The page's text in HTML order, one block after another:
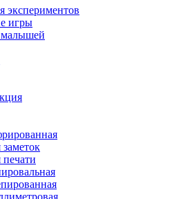
экспериментов
игры
печати